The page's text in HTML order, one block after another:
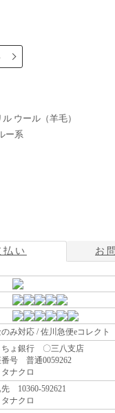
ウール（羊毛）
ー系
払い お
み対応 / 佐川急便eコレクト
ちょ銀行 〇三八支店
番号 普通0059262
ナクロ
10360-592621
ナクロ